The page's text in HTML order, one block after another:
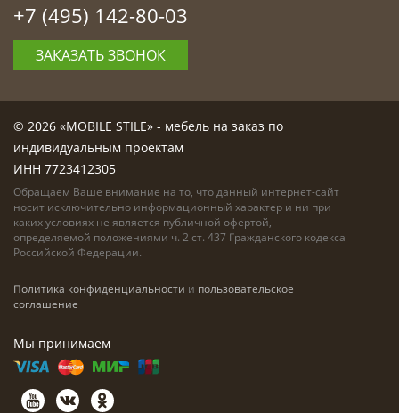
+7 (495) 142-80-03
ЗАКАЗАТЬ ЗВОНОК
© 2026 «MOBILE STILE» - мебель на заказ по
индивидуальным проектам
ИНН 7723412305
Обращаем Ваше внимание на то, что данный интернет-сайт
носит исключительно информационный характер и ни при
каких условиях не является публичной офертой,
определяемой положениями ч. 2 ст. 437 Гражданского кодекса
Российской Федерации.
Политика конфиденциальности и пользовательское
соглашение
Мы принимаем